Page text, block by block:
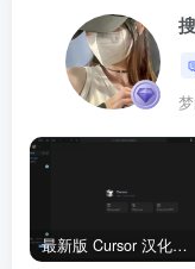
最新版 Cursor 汉化设置中文教程（两种简单方法，附中文语言包下载）